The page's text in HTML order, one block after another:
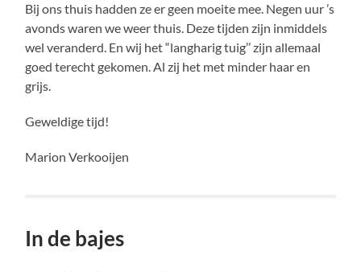
Bij ons thuis hadden ze er geen moeite mee. Negen uur ’s
avonds waren we weer thuis. Deze tijden zijn inmiddels
wel veranderd. En wij het “langharig tuig’’ zijn allemaal
goed terecht gekomen. Al zij het met minder haar en
grijs.
Geweldige tijd!
Marion Verkooijen
In de bajes